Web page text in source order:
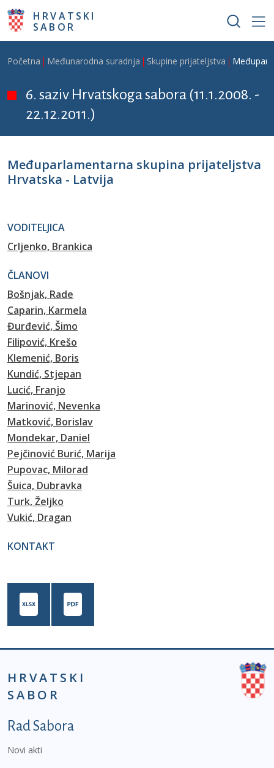
Skoči na glavni sadržaj
HRVATSKI
SABOR
Breadcrumb
Početna Međunarodna suradnja Skupine prijateljstva
6. saziv Hrvatskoga sabora (11.1.2008. -
22.12.2011.)
Međuparlamentarna skupina prijateljstva
Hrvatska - Latvija
VODITELJICA
Crljenko, Brankica
ČLANOVI
Bošnjak, Rade
Caparin, Karmela
Đurđević, Šimo
Filipović, Krešo
Klemenić, Boris
Kundić, Stjepan
Lucić, Franjo
Marinović, Nevenka
Matković, Borislav
Mondekar, Daniel
Pejčinović Burić, Marija
Pupovac, Milorad
Šuica, Dubravka
Turk, Željko
Vukić, Dragan
KONTAKT
HRVATSKI
SABOR
Podnožje prvi izbornik
Rad Sabora
Novi akti